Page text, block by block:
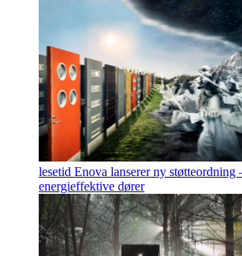
lesetid Enova lanserer ny støtteordning
energieffektive dører